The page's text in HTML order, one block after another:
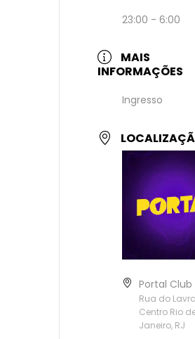
23:00 - 6:00
MAIS
INFORMAÇÕES
Ingresso
Portal Club
Rua do
Centro Rio
Janeiro, RJ